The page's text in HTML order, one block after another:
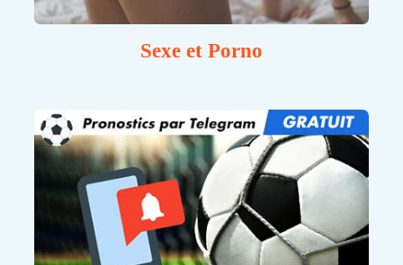
Sexe et Porno